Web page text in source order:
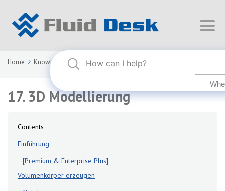
Home Knowledge Base FLUID DESK BIM 2025
17. 3D Modellierung
Contents
Einführung
[Premium & Enterprise Plus]
Volumenkörper erzeugen